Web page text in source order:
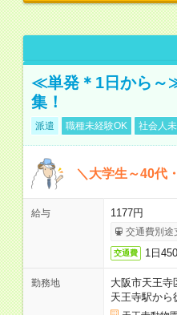
≪単発＊1日から～
集！
派遣 職種未経験OK 社会人
＼大学生～40代
給与 1177円
交通費別途
交通費 1日
勤務地
大阪市天王寺
天王寺駅から